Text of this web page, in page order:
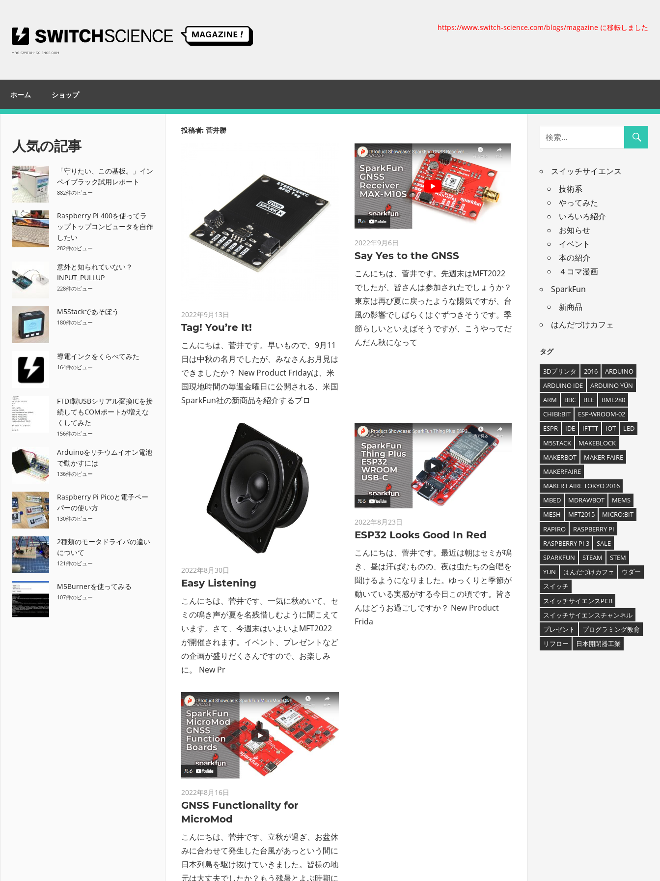
ッ
ッ
チ
イ
エ
ン
ス
ジ
ン
https://www.switch-science.com/blogs/magazine に移転しました
ホーム ショップ
投稿者: 菅井勝
2022年9月13日
Tag! You’re It!
こんにちは、菅井です。早いもので、9月11
日は中秋の名月でしたが、みなさんお月見は
できましたか？ New Product Fridayは、米
国現地時間の毎週金曜日に公開される、米国
SparkFun社の新商品を紹介するブロ
2022年9月6日
Say Yes to the GNSS
こんにちは、菅井です。先週末はMFT2022
でしたが、皆さんは参加されたでしょうか？
東京は再び夏に戻ったような陽気ですが、台
風の影響でしばらくはぐずつきそうです。季
節らしいといえばそうですが、こうやってだ
んだん秋になって
2022年8月30日
Easy Listening
こんにちは、菅井です。一気に秋めいて、セ
ミの鳴き声が夏を名残惜しむように聞こえて
います。さて、今週末はいよいよMFT2022
が開催されます。イベント、プレゼントなど
の企画が盛りだくさんですので、お楽しみ
に。 New Pr
2022年8月23日
ESP32 Looks Good In Red
こんにちは、菅井です。最近は朝はセミが鳴
き、昼は汗ばむものの、夜は虫たちの合唱を
聞けるようになりました。ゆっくりと季節が
動いている実感がする今日この頃です。皆さ
んはどうお過ごしですか？ New Product
Frida
2022年8月16日
GNSS Functionality for
MicroMod
こんにちは、菅井です。立秋が過ぎ、お盆休
みに合わせて発生した台風があっという間に
日本列島を駆け抜けていきました。皆様の地
元は大丈夫でしたか？もう残暑とよぶ時期に
人気の記事
「守りたい、この基板。」イン
ペイブラック試用レポート
882件のビュー
Raspberry Pi 400を使ってラ
ップトップコンピュータを自作
したい
282件のビュー
意外と知られていない？
INPUT_PULLUP
228件のビュー
M5Stackであそぼう
180件のビュー
導電インクをくらべてみた
164件のビュー
FTDI製USBシリアル変換ICを接
続してもCOMポートが増えな
くしてみた
156件のビュー
Arduinoをリチウムイオン電池
で動かすには
136件のビュー
Raspberry Pi Picoと電子ペー
パーの使い方
130件のビュー
2種類のモータドライバの違い
について
121件のビュー
M5Burnerを使ってみる
107件のビュー
スイッチサイエンス
技術系
やってみた
いろいろ紹介
お知らせ
イベント
本の紹介
４コマ漫画
SparkFun
新商品
はんだづけカフェ
タグ
3Dプリンタ 2016
ARDUINO
ARDUINO IDE
ARDUINO YÚN
ARM
BBC BLE
BME280
CHIBI:BIT
ESP-WROOM-02
ESPR
IDE IFTTT IOT
LED
M5STACK
MAKEBLOCK
MAKERBOT
MAKER FAIRE
MAKERFAIRE
MAKER FAIRE TOKYO 2016
MBED
MDRAWBOT
MEMS
MESH
MFT2015
MICRO:BIT
RAPIRO
RASPBERRY PI
RASPBERRY PI 3
SALE
SPARKFUN
STEAM
STEM
YUN
はんだづけカフェ
ウダー
スイッチ
スイッチサイエンスPCB
スイッチサイエンスチャンネル
プレゼント
プログラミング教育
リフロー
日本開閉器工業